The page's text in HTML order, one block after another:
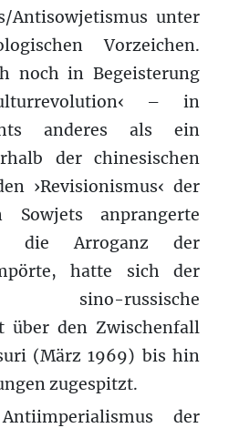
Antisowjetismus unter
Vorzeichen.
noch in Begeisterung
– in
anderes als ein
der chinesischen
›Revisionismus‹ der
Sowjets anprangerte
die Arroganz der
hatte sich der
sino-russische
über den Zwischenfall
(März 1969) bis hin
zugespitzt.
der